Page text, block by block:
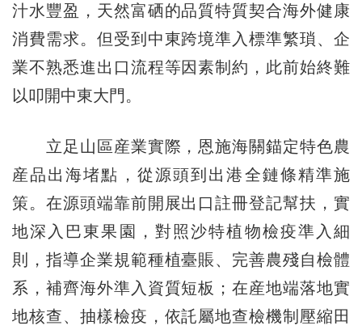
汁水豐盈，天然富硒的品質特質契合海外健康
消費需求。但受到中東跨境準入標準繁瑣、企
業不熟悉進出口流程等因素制約，此前始終難
以叩開中東大門。
立足山區産業實際，恩施海關錨定特色農
産品出海堵點，從源頭到出港全鏈條精準施
策。在源頭端靠前開展出口註冊登記幫扶，實
地深入巴東果園，對照沙特植物檢疫準入細
則，指導企業規範種植臺賬、完善農殘自檢體
系，補齊海外準入資質短板；在産地端落地實
地核查、抽樣檢疫，依託屬地查檢機制壓縮田